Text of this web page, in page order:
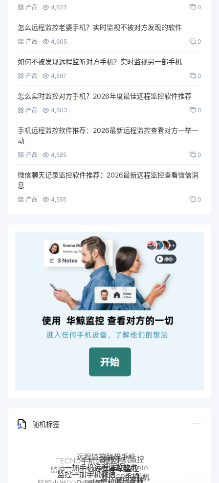
产品 4,623 0
怎么远程监控老婆手机？实时监视不被对方发现的软件
产品 4,605 0
如何不被发现远程监听对方手机？实时监视另一部手机
产品 4,597 0
怎么实时监控对方手机？2026年度最佳远程监控软件推荐
产品 4,603 0
手机远程监控软件推荐：2026最新远程监控查看对方一举一
动
产品 4,585 0
微信聊天记录监控软件推荐：2026最新远程监控查看微信消
息
产品 4,555 0
随机标签
监控小米POCO手机
摩托罗拉
moto远程监
nokia手机监控
监控一加手机微信
一加手机远程监控软件
一加手机监控
监控OPPO手机
软件
OPPO手机
定位
google谷歌手机监控
Pixel监控APP
Pixel手机监控软件
google手机监
控
监控安卓手机软件